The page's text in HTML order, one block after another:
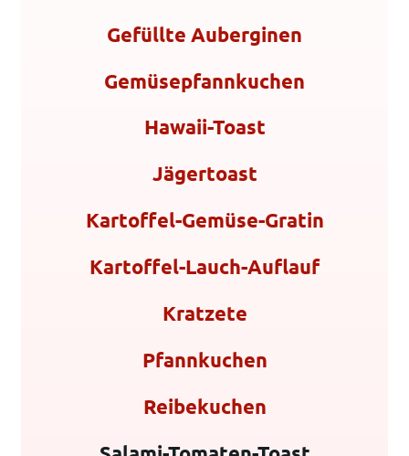
Gefüllte Auberginen
Gemüsepfannkuchen
Hawaii-Toast
Jägertoast
Kartoffel-Gemüse-Gratin
Kartoffel-Lauch-Auflauf
Kratzete
Pfannkuchen
Reibekuchen